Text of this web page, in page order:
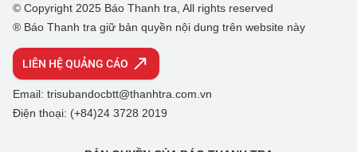
© Copyright 2025 Báo Thanh tra, All rights reserved
® Báo Thanh tra giữ bản quyền nội dung trên website này
LIÊN HỆ QUẢNG CÁO
Email: trisubandocbtt@thanhtra.com.vn
Điện thoại: (+84)24 3728 2019